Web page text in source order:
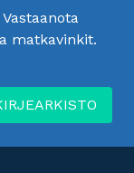
matkavinkit.